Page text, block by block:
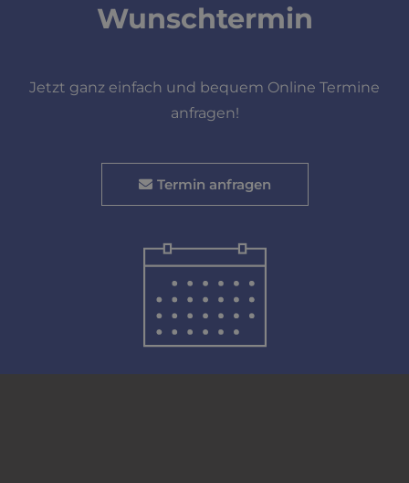
Wunschtermin
Jetzt ganz einfach und bequem Online Termine
anfragen!
Termin anfragen